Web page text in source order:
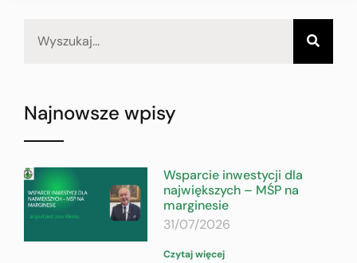
Najnowsze wpisy
Wsparcie inwestycji dla
największych – MŚP na
marginesie
31/07/2026
Czytaj więcej